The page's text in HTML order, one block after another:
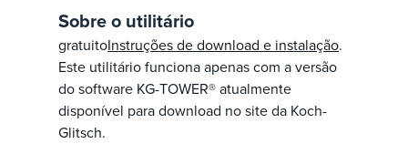
Sobre o utilitário
gratuitoInstruções de download e instalação.
Este utilitário funciona apenas com a versão
do software KG-TOWER® atualmente
disponível para download no site da Koch-
Glitsch.